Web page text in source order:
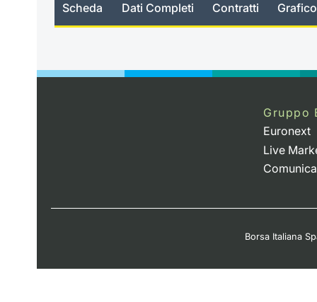
Scheda Dati Completi Contratti
Gruppo
Euronext
Live
Borsa Italiana